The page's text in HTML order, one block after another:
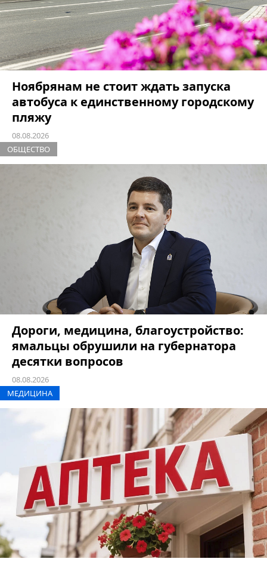
Ноябрянам не стоит ждать запуска
автобуса к единственному городскому
пляжу
08.08.2026
ОБЩЕСТВО
Дороги, медицина, благоустройство:
ямальцы обрушили на губернатора
десятки вопросов
08.08.2026
МЕДИЦИНА